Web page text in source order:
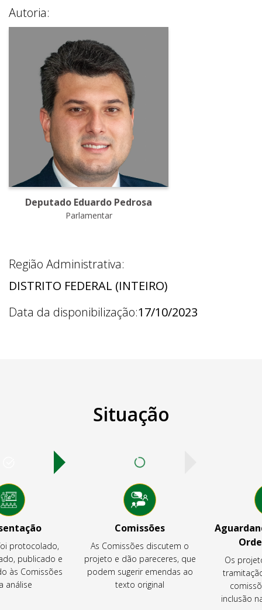
Autoria:
Deputado Eduardo Pedrosa
Parlamentar
Região Administrativa:
DISTRITO FEDERAL (INTEIRO)
Data da disponibilização:17/10/2023
Situação
protocolado,
publicado e
às Comissões
análise
Comissões
As Comissões discutem o
projeto e dão pareceres, que
podem sugerir emendas ao
texto original
Os
inclusão